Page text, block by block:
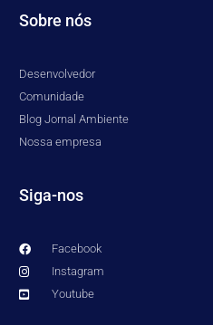
Sobre nós
Desenvolvedor
Comunidade
Blog Jornal Ambiente
Nossa empresa
Siga-nos
Facebook
Instagram
Youtube